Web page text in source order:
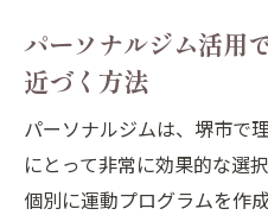
解決
本当に痩せる？エステ
パーソナルジム
比較
堺市で本当に痩せ
パーソナルジム活用
近づく方法
パーソナルジムは、堺市で
にとって非常に効果的な選
個別に運動プログラムを作